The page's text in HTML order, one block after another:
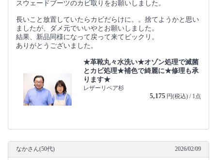
スウェードブーツのカビ取りをお願いしました。
長いこと放置していたらカビだらけに。。捨てようかと思い
ましたが、ダメ元でいいやとお願いしました。
結果、新品同様になって戻って来てビックリ。
ありがとうございました。
★革靴丸々水洗い★オゾン処理で滅菌
とカビ処理★補色で綺麗に★修理も承
ります★
レザーリペア杉
5,175 円(税込) / 1点
なかさん(50代) 2026/02/09